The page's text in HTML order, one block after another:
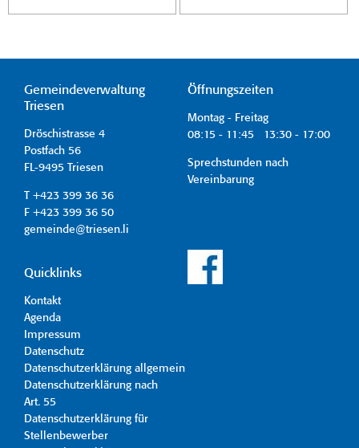
Gemeindeverwaltung
Triesen
Dröschistrasse 4
Postfach 56
FL-9495 Triesen
T +423 399 36 36
F +423 399 36 50
gemeinde@triesen.li
Öffnungszeiten
Montag - Freitag
08:15 - 11:45 13:30 - 17:00
Sprechstunden nach
Vereinbarung
Quicklinks
Kontakt
Agenda
Impressum
Datenschutz
Datenschutzerklärung allgemein
Datenschutzerklärung nach
Art. 55
Datenschutzerklärung für
Stellenbewerber